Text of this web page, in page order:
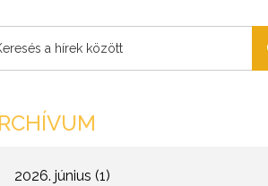
10
40
2026. június (1)